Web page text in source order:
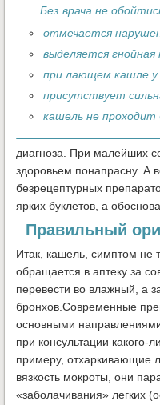
Без врача не
отмечается
выделяется
при лающем кашле
присутствует
кашель не проходит
диагноза. При малейших
здоровьем понапрасну. А
безрецептурных
ярких буклетов, а
Правильный
Итак, кашель, симптом не
обращается в аптеку за
перевести во влажный, а
бронхов.Современные
основными
при консультации
примеру, отхаркивающие
вязкость мокроты, они
«заболачивания» легких